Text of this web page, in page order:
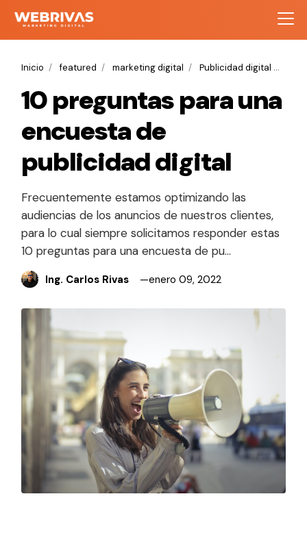
Inicio featured marketing digital Publicidad digital
10 preguntas para una
encuesta de
publicidad digital
Frecuentemente estamos optimizando las
audiencias de los anuncios de nuestros clientes,
para lo cual siempre solicitamos responder estas
10 preguntas para una encuesta de pu…
Ing. Carlos Rivas enero 09, 2022